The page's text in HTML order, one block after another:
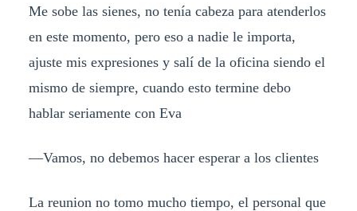
Me sobe las sienes, no tenía cabeza para atenderlos
en este momento, pero eso a nadie le importa,
ajuste mis expresiones y salí de la oficina siendo el
mismo de siempre, cuando esto termine debo
hablar seriamente con Eva
—Vamos, no debemos hacer esperar a los clientes
La reunion no tomo mucho tiempo, el personal que